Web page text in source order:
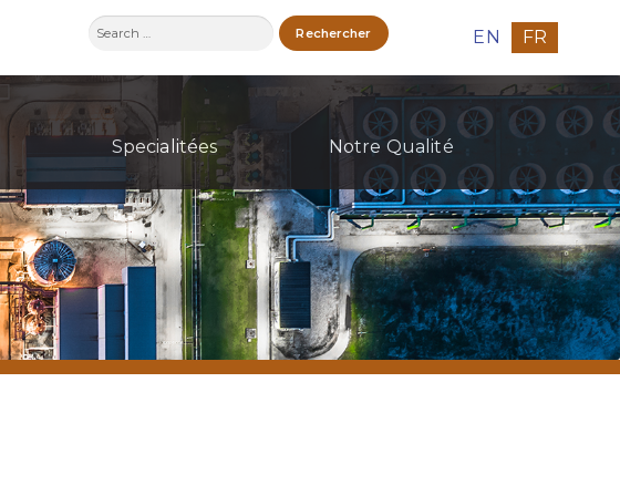
Rechercher : EN FR
Specialitées Notre Qualité